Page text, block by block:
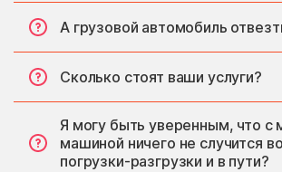
А грузовой автомобиль
Сколько стоят ваши услуги?
Я могу быть уверенным, что с
машиной ничего не случится
погрузки-разгрузки и в пути?